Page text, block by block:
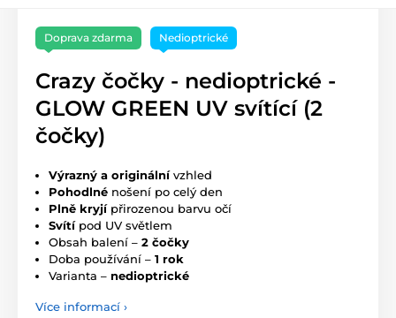
Doprava zdarma Nedioptrické
Crazy čočky - nedioptrické -
GLOW GREEN UV svítící (2
čočky)
Výrazný a originálnívzhled
Pohodlné nošení po celý den
Plně kryjípřirozenou barvu očí
Svítí pod UV světlem
Obsah balení – 2 čočky
Doba používání – 1 rok
Varianta – nedioptrické
Více informací ›